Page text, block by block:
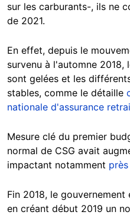
sur les carburants-, ils ne
de 2021.
En effet, depuis le
survenu à l'automne 2018,
sont gelées et les
stables, comme le détaille
nationale d'assurance
Mesure clé du premier
normal de CSG avait
impactant notamment
Fin 2018, le
en créant début 2019 un